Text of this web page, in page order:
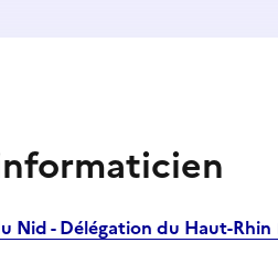
Nid - Délégation du Haut-Rhin